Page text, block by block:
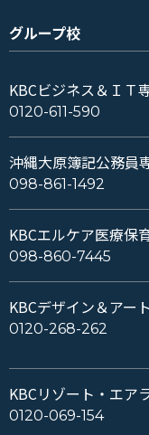
グループ校
KBCビジネス＆ＩＴ
0120-611-590
沖縄大原簿記公務員
098-861-1492
KBCエルケア医療保
098-860-7445
KBCデザイン＆アー
0120-268-262
KBCリゾート・エア
0120-069-154